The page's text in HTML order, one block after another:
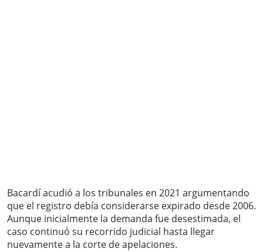
Bacardí acudió a los tribunales en 2021 argumentando
que el registro debía considerarse expirado desde 2006.
Aunque inicialmente la demanda fue desestimada, el
caso continuó su recorrido judicial hasta llegar
nuevamente a la corte de apelaciones.